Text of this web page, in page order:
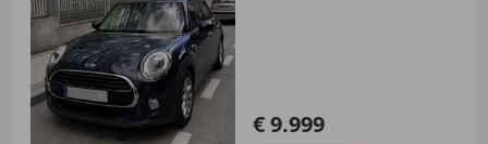
€ 9.999